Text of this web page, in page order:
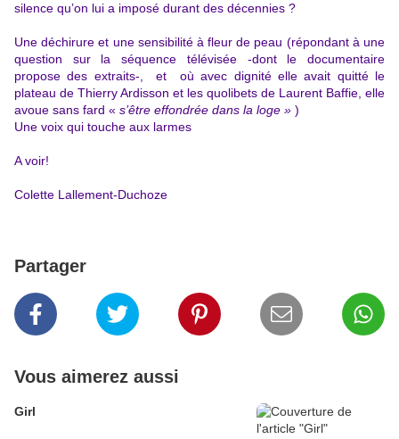
silence qu’on lui a imposé durant des décennies ?
Une déchirure et une sensibilité à fleur de peau (répondant à une
question sur la séquence télévisée -dont le documentaire
propose des extraits-, et où avec dignité elle avait quitté le
plateau de Thierry Ardisson et les quolibets de Laurent Baffie, elle
avoue sans fard « s’être effondrée dans la loge » )
Une voix qui touche aux larmes
A voir!
Colette Lallement-Duchoze
Partager
Vous aimerez aussi
Girl